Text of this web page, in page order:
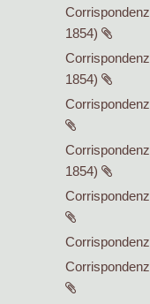
1854)
1854)
1854)